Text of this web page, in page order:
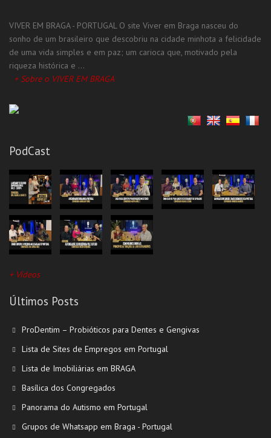
VIVER EM BRAGA - PORTUGAL O site Viver em Braga nasceu do
sonho de um brasileiro que descobriu na cidade minhota a felicidade
de uma vida simples e em paz; um carioca que, motivado pela
riqueza histórica e ...
+ Sobre o VIVER EM BRAGA
PodCast
+ Vídeos
Últimos Posts
ProDentim – Probióticos para Dentes e Gengivas
Lista de Sites de Empregos em Portugal
Lista de Imobiliárias em BRAGA
Basílica dos Congregados
Panorama do Autismo em Portugal
Grupos de Whatsapp em Braga - Portugal